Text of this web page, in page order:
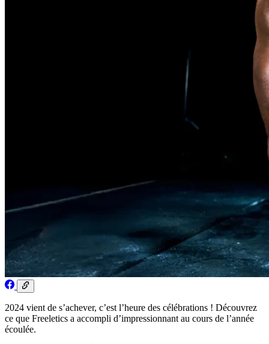
2024 vient de s’achever, c’est l’heure des célébrations ! Découvrez
ce que Freeletics a accompli d’impressionnant au cours de l’année
écoulée.